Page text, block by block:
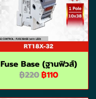
Fuse Base (ฺฐานฟิวส์)
฿220฿110